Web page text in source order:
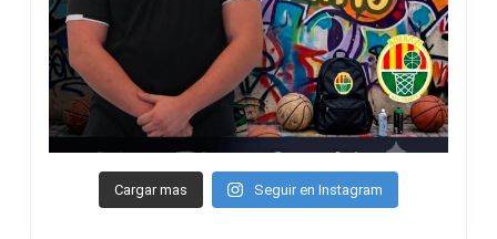
Cargar mas Seguir en Instagram